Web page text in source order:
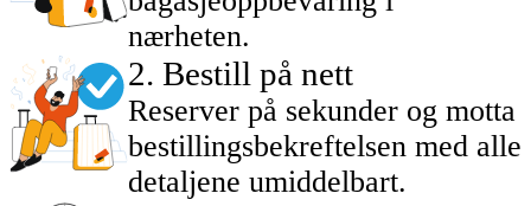
nærheten.
2. Bestill på nett
Reserver på sekunder og motta
bestillingsbekreftelsen med alle
detaljene umiddelbart.